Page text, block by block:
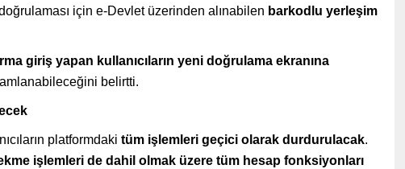
için e-Devlet üzerinden alınabilen barkodlu yerleşim
giriş yapan kullanıcıların yeni doğrulama ekranına
belirtti.
platformdaki tüm işlemleri geçici olarak durdurulacak.
işlemleri de dahil olmak üzere tüm hesap fonksiyonları